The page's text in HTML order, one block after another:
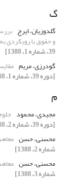
گ
گلدوزیان، ایرج
و حقوق با رویکردی
39، شماره 1، 1388]
گودرزی، مریم
[دوره 39، شماره 1، 1388]
م
مجیدی، محمود
[دوره 39، شماره 2، 1388]
محسنی، حسن
شماره 2، 1388]
محسنی، حسن
شماره 3، 1388]